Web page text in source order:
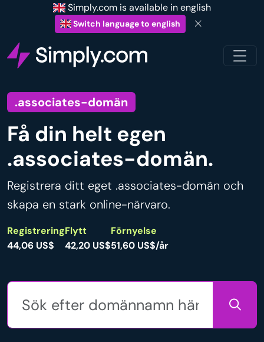
Simply.com is available in english
Switch language to english
.associates-domän
Få din helt egen
.associates-domän.
Registrera ditt eget .associates-domän och
skapa en stark online-närvaro.
Registrering
44,06 US$
Flytt
42,20 US$
Förnyelse
51,60 US$/år